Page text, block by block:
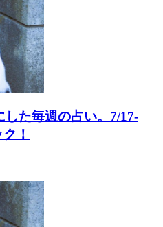
た毎週の占い。7/17-
！